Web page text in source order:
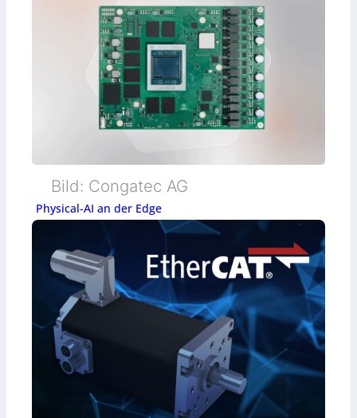
Bild: Congatec AG
Physical-AI an der Edge